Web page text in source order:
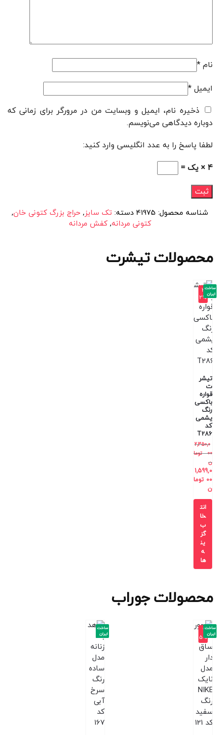
نام *
ایمیل *
ذخیره نام، ایمیل و وبسایت من در مرورگر برای زمانی که
دوباره دیدگاهی می‌نویسم.
لطفا پاسخ را به عدد انگلیسی وارد کنید:
4 × یک =
شناسه محصول: 41975 دسته: تک سایز, حراج بزرگ کتونی خان,
کتونی مردانه, کفش مردانه
محصولات تیشرت
-3
2%
تیشر
ت
قواره
باکسی
رنگ
یشمی
کد
T286
2,350,0
00
توما
ن
1,599,0
00 توما
ن
ساخت
ایران
انت
خا
ب
گز
ین
ه
ها
محصولات جوراب
-2
5%
ساخت
ایران
ساخت
ایران